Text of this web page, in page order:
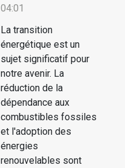
04:01
La transition
énergétique est un
sujet significatif pour
notre avenir. La
réduction de la
dépendance aux
combustibles fossiles
et l'adoption des
énergies
renouvelables sont